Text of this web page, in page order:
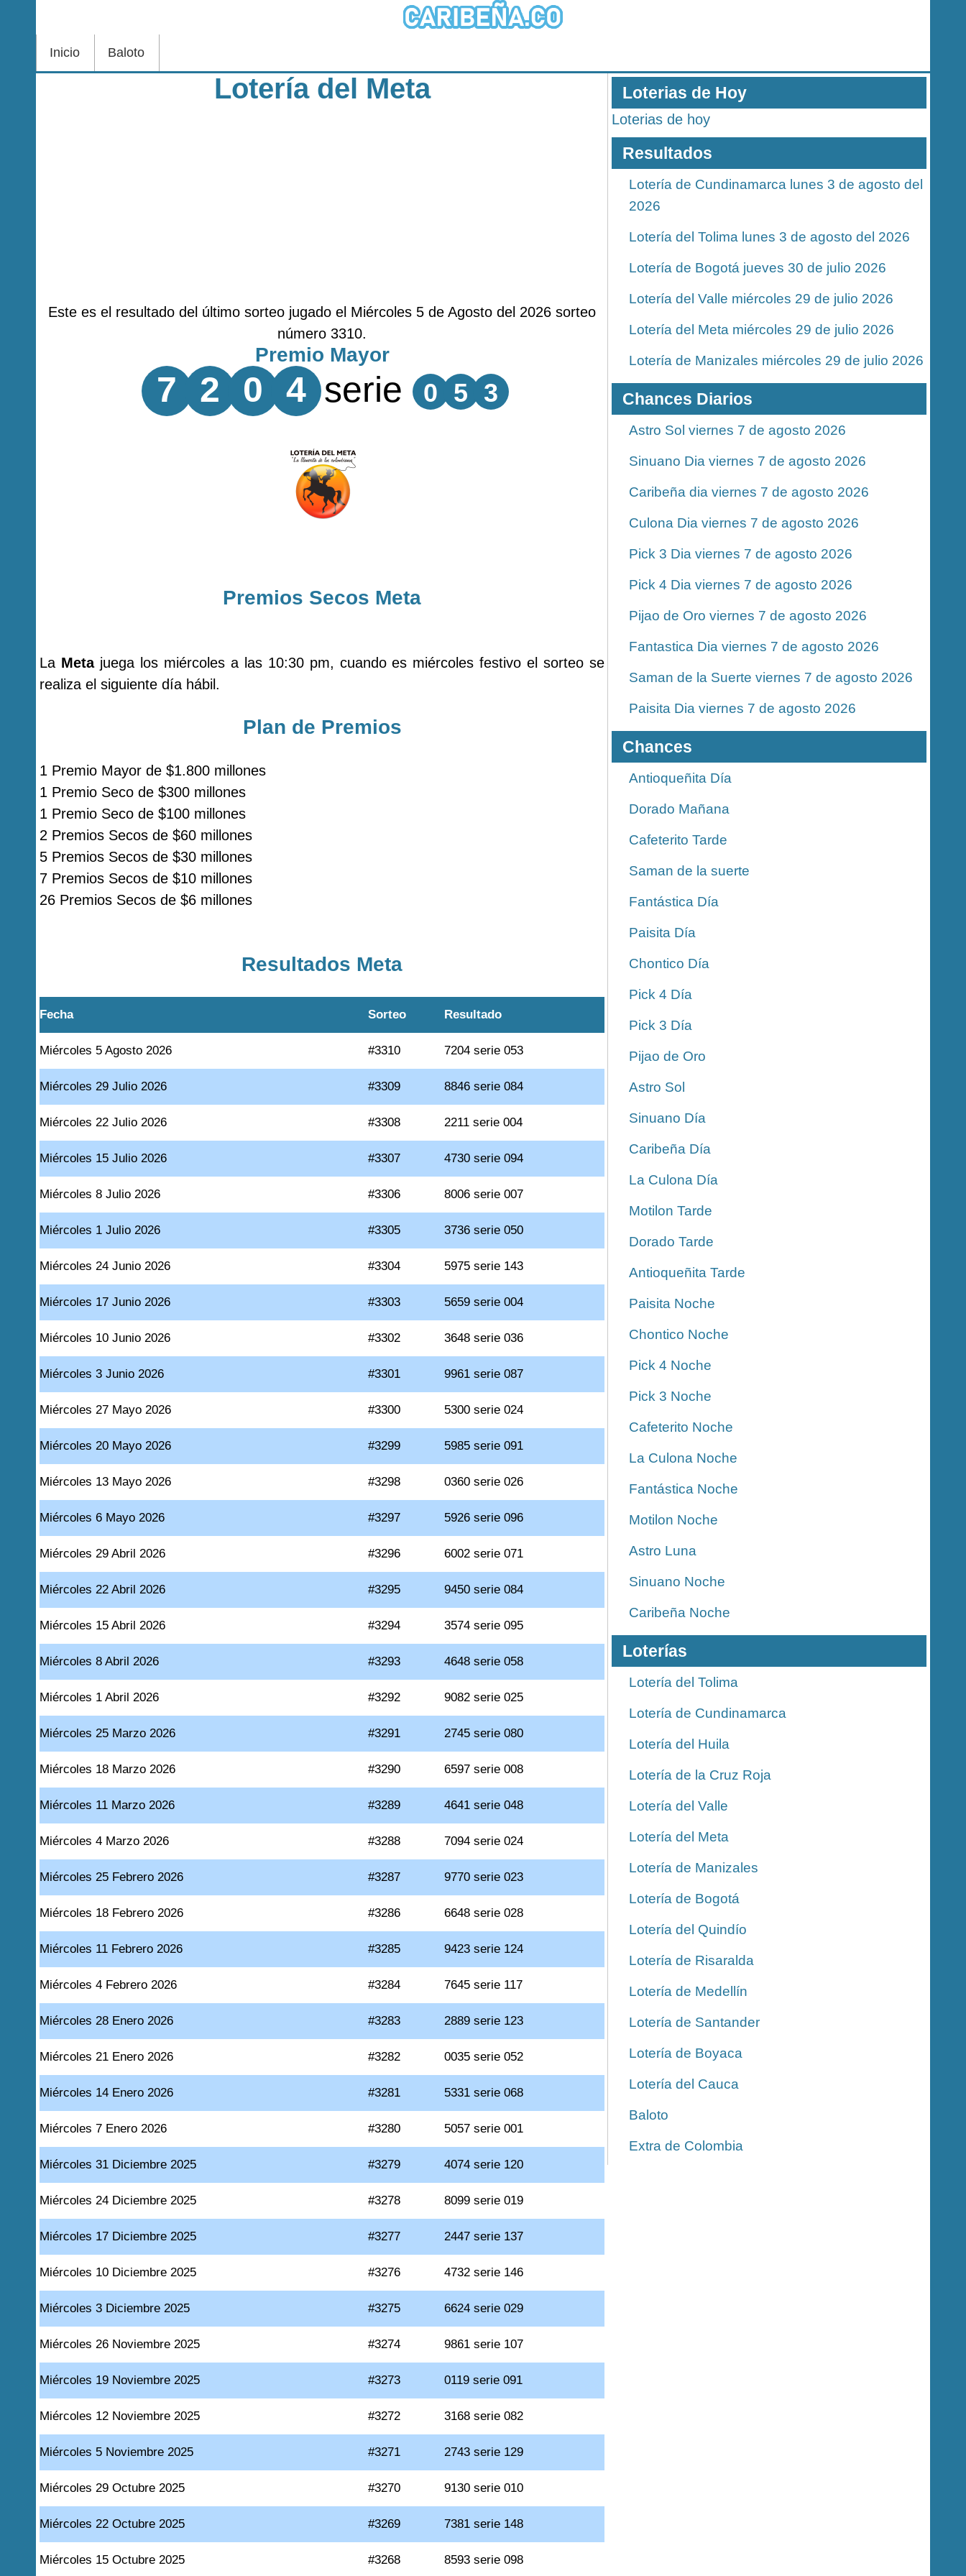
Inicio Baloto
Lotería del Meta
Este es el resultado del último sorteo jugado el Miércoles 5 de Agosto del 2026 sorteo
número 3310.
Premio Mayor
7 2 0 4 serie 0 5 3
Premios Secos Meta
La Metajuega los miércoles a las 10:30 pm, cuando es miércoles festivo el sorteo se
realiza el siguiente día hábil.
Plan de Premios
1 Premio Mayor de $1.800 millones
1 Premio Seco de $300 millones
1 Premio Seco de $100 millones
2 Premios Secos de $60 millones
5 Premios Secos de $30 millones
7 Premios Secos de $10 millones
26 Premios Secos de $6 millones
Resultados Meta
Fecha Sorteo Resultado
Miércoles 5 Agosto 2026 #3310 7204 serie 053
Miércoles 29 Julio 2026 #3309 8846 serie 084
Miércoles 22 Julio 2026 #3308 2211 serie 004
Miércoles 15 Julio 2026 #3307 4730 serie 094
Miércoles 8 Julio 2026 #3306 8006 serie 007
Miércoles 1 Julio 2026 #3305 3736 serie 050
Miércoles 24 Junio 2026 #3304 5975 serie 143
Miércoles 17 Junio 2026 #3303 5659 serie 004
Miércoles 10 Junio 2026 #3302 3648 serie 036
Miércoles 3 Junio 2026 #3301 9961 serie 087
Miércoles 27 Mayo 2026 #3300 5300 serie 024
Miércoles 20 Mayo 2026 #3299 5985 serie 091
Miércoles 13 Mayo 2026 #3298 0360 serie 026
Miércoles 6 Mayo 2026 #3297 5926 serie 096
Miércoles 29 Abril 2026 #3296 6002 serie 071
Miércoles 22 Abril 2026 #3295 9450 serie 084
Miércoles 15 Abril 2026 #3294 3574 serie 095
Miércoles 8 Abril 2026 #3293 4648 serie 058
Miércoles 1 Abril 2026 #3292 9082 serie 025
Miércoles 25 Marzo 2026 #3291 2745 serie 080
Miércoles 18 Marzo 2026 #3290 6597 serie 008
Miércoles 11 Marzo 2026 #3289 4641 serie 048
Miércoles 4 Marzo 2026 #3288 7094 serie 024
Miércoles 25 Febrero 2026 #3287 9770 serie 023
Miércoles 18 Febrero 2026 #3286 6648 serie 028
Miércoles 11 Febrero 2026 #3285 9423 serie 124
Miércoles 4 Febrero 2026 #3284 7645 serie 117
Miércoles 28 Enero 2026 #3283 2889 serie 123
Miércoles 21 Enero 2026 #3282 0035 serie 052
Miércoles 14 Enero 2026 #3281 5331 serie 068
Miércoles 7 Enero 2026 #3280 5057 serie 001
Miércoles 31 Diciembre 2025 #3279 4074 serie 120
Miércoles 24 Diciembre 2025 #3278 8099 serie 019
Miércoles 17 Diciembre 2025 #3277 2447 serie 137
Miércoles 10 Diciembre 2025 #3276 4732 serie 146
Miércoles 3 Diciembre 2025 #3275 6624 serie 029
Miércoles 26 Noviembre 2025 #3274 9861 serie 107
Miércoles 19 Noviembre 2025 #3273 0119 serie 091
Miércoles 12 Noviembre 2025 #3272 3168 serie 082
Miércoles 5 Noviembre 2025 #3271 2743 serie 129
Miércoles 29 Octubre 2025 #3270 9130 serie 010
Miércoles 22 Octubre 2025 #3269 7381 serie 148
Miércoles 15 Octubre 2025 #3268 8593 serie 098
Loterias de Hoy
Loterias de hoy
Resultados
Lotería de Cundinamarca lunes 3 de agosto del
2026
Lotería del Tolima lunes 3 de agosto del 2026
Lotería de Bogotá jueves 30 de julio 2026
Lotería del Valle miércoles 29 de julio 2026
Lotería del Meta miércoles 29 de julio 2026
Lotería de Manizales miércoles 29 de julio 2026
Chances Diarios
Astro Sol viernes 7 de agosto 2026
Sinuano Dia viernes 7 de agosto 2026
Caribeña dia viernes 7 de agosto 2026
Culona Dia viernes 7 de agosto 2026
Pick 3 Dia viernes 7 de agosto 2026
Pick 4 Dia viernes 7 de agosto 2026
Pijao de Oro viernes 7 de agosto 2026
Fantastica Dia viernes 7 de agosto 2026
Saman de la Suerte viernes 7 de agosto 2026
Paisita Dia viernes 7 de agosto 2026
Chances
Antioqueñita Día
Dorado Mañana
Cafeterito Tarde
Saman de la suerte
Fantástica Día
Paisita Día
Chontico Día
Pick 4 Día
Pick 3 Día
Pijao de Oro
Astro Sol
Sinuano Día
Caribeña Día
La Culona Día
Motilon Tarde
Dorado Tarde
Antioqueñita Tarde
Paisita Noche
Chontico Noche
Pick 4 Noche
Pick 3 Noche
Cafeterito Noche
La Culona Noche
Fantástica Noche
Motilon Noche
Astro Luna
Sinuano Noche
Caribeña Noche
Loterías
Lotería del Tolima
Lotería de Cundinamarca
Lotería del Huila
Lotería de la Cruz Roja
Lotería del Valle
Lotería del Meta
Lotería de Manizales
Lotería de Bogotá
Lotería del Quindío
Lotería de Risaralda
Lotería de Medellín
Lotería de Santander
Lotería de Boyaca
Lotería del Cauca
Baloto
Extra de Colombia